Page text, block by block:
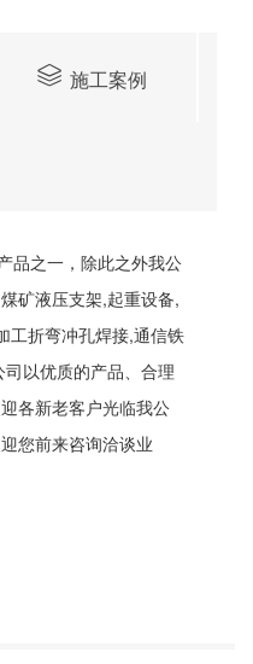
施工案例
品之一，除此之外我公
矿液压支架,起重设备,
工折弯冲孔焊接,通信铁
以优质的产品、合理
各新老客户光临我公
您前来咨询洽谈业